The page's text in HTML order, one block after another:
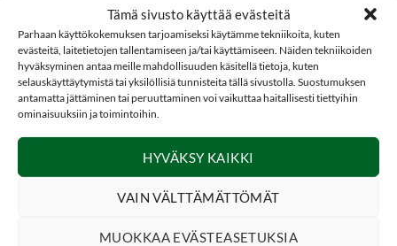
Tämä sivusto käyttää evästeitä
Parhaan käyttökokemuksen tarjoamiseksi käytämme tekniikoita, kuten
evästeitä, laitetietojen tallentamiseen ja/tai käyttämiseen. Näiden tekniikoiden
hyväksyminen antaa meille mahdollisuuden käsitellä tietoja, kuten
selauskäyttäytymistä tai yksilöllisiä tunnisteita tällä sivustolla. Suostumuksen
antamatta jättäminen tai peruuttaminen voi vaikuttaa haitallisesti tiettyihin
ominaisuuksiin ja toimintoihin.
HYVÄKSY KAIKKI
VAIN VÄLTTÄMÄTTÖMÄT
MUOKKAA EVÄSTEASETUKSIA
BH Soft Hackle Pheasant Tailnymfi on jokaisen perhorasian
ehdoton vakiovarustus mikäli haussa on esim Harjus ja
Järvitaimen.
BH Soft Hackle Pheasant Tailtoimii keväästä syksyyn joten
sen avulla pärjää koko kauden alusta loppuun.
Kun kala on syönnillä, BH Soft Hackle Pheasant Tail nymfiä
voi käyttää aamulla, päivällä ja illalla.